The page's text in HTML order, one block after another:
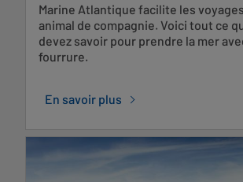
Marine Atlantique facilite les
animal de compagnie. Voici tout ce
devez savoir pour prendre la mer
fourrure.
En savoir plus